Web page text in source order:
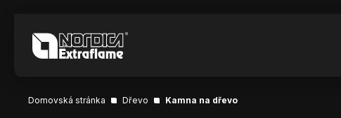
Domovská stránka Dřevo Kamna na dřevo